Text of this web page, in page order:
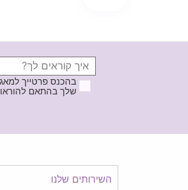
בהכנס פרטייך
שלך בהתאם להוראות
השירותים שלנו